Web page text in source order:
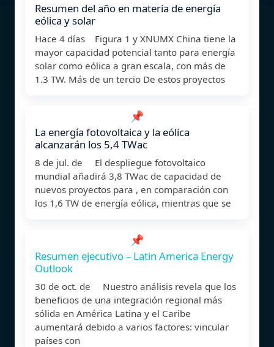
Resumen del año en materia de energía
eólica y solar
Hace 4 días Figura 1 y XNUMX China tiene la
mayor capacidad potencial tanto para energía
solar como eólica a gran escala, con más de
1.3 TW. Más de un tercio De estos proyectos
📌
La energía fotovoltaica y la eólica
alcanzarán los 5,4 TWac
8 de jul. de El despliegue fotovoltaico
mundial añadirá 3,8 TWac de capacidad de
nuevos proyectos para , en comparación con
los 1,6 TW de energía eólica, mientras que se
📌
Resumen ejecutivo – Latin America Energy
Outlook
30 de oct. de Nuestro análisis revela que los
beneficios de una integración regional más
sólida en América Latina y el Caribe
aumentará debido a varios factores: vincular
países con